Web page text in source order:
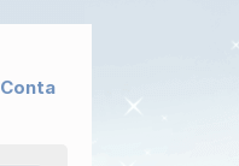
Conta